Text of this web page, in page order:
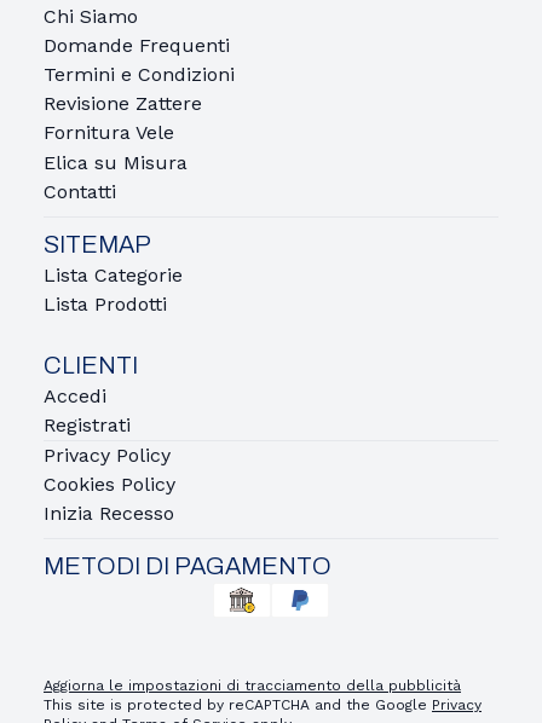
Chi Siamo
Domande Frequenti
Termini e Condizioni
Revisione Zattere
Fornitura Vele
Elica su Misura
Contatti
SITEMAP
Lista Categorie
Lista Prodotti
CLIENTI
Accedi
Registrati
Privacy Policy
Cookies Policy
Inizia Recesso
METODI DI PAGAMENTO
Aggiorna le impostazioni di tracciamento della pubblicità
This site is protected by reCAPTCHA and the Google Privacy